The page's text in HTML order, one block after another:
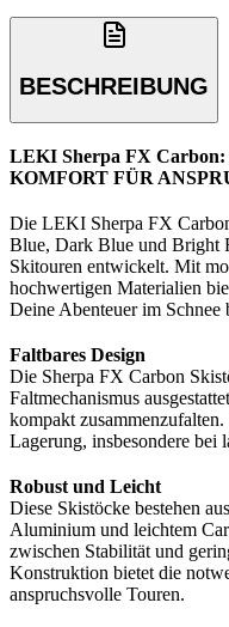
BESCHREIBUNG
LEKI Sherpa FX
KOMFORT FÜR
Die LEKI Sherpa FX
Blue, Dark Blue und Bright
Skitouren entwickelt. Mit
hochwertigen Materialien
Deine Abenteuer im Schnee
Faltbares Design
Die Sherpa FX Carbon
Faltmechanismus
kompakt
Lagerung, insbesondere bei
Robust und Leicht
Diese Skistöcke bestehen
Aluminium und leichtem
zwischen Stabilität und
Konstruktion bietet die
anspruchsvolle Touren.